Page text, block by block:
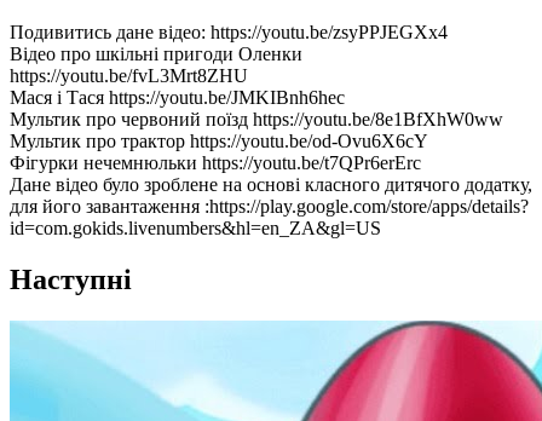
Подивитись дане відео: https://youtu.be/zsyPPJEGXx4
Відео про шкільні пригоди Оленки
https://youtu.be/fvL3Mrt8ZHU
Мася і Тася https://youtu.be/JMKIBnh6hec
Мультик про червоний поїзд https://youtu.be/8e1BfXhW0ww
Мультик про трактор https://youtu.be/od-Ovu6X6cY
Фігурки нечемнюльки https://youtu.be/t7QPr6erErc
Дане відео було зроблене на основі класного дитячого додатку,
для його завантаження :https://play.google.com/store/apps/details?
id=com.gokids.livenumbers&hl=en_ZA&gl=US
Наступні